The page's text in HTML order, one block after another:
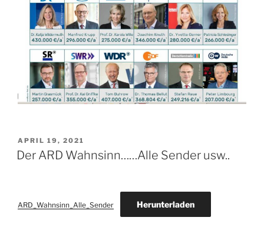
VERÖFFENTLICHT
AM
APRIL 19, 2021
Der ARD Wahnsinn……Alle Sender usw..
ARD_Wahnsinn_Alle_Sender Herunterladen